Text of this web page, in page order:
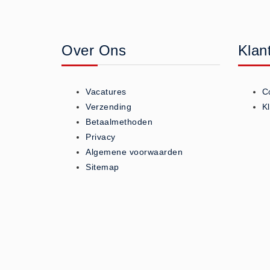
Koud - Warm kompressen (3)
Overige (1)
Teken - Beten sets (5)
Vitamines en mineralen (0)
Eerste Hulp Paneel
Eerste Hulp Paneel (0)
Over Ons
Vacatures
Verzending
Betaalmethoden
Privacy
Algemene voorwaarden
Sitemap